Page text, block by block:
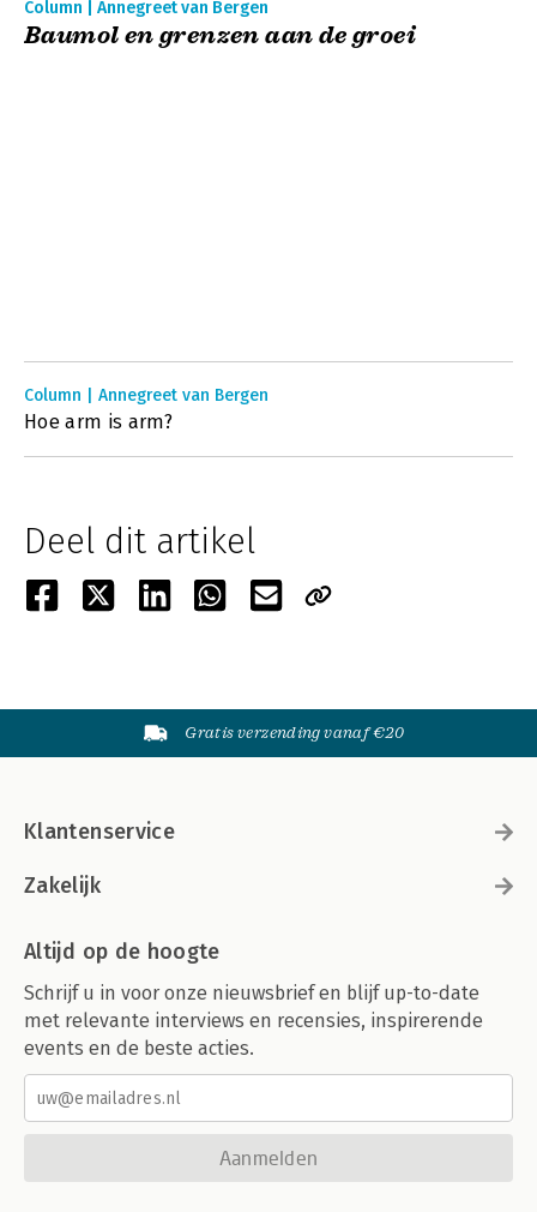
Column | Annegreet van Bergen
Baumol en grenzen aan de groei
Column | Annegreet van Bergen
Hoe arm is arm?
Deel dit artikel
Gratis verzending vanaf €20
Klantenservice
Zakelijk
Altijd op de hoogte
Schrijf u in voor onze nieuwsbrief en blijf up-to-date
met relevante interviews en recensies, inspirerende
events en de beste acties.
Aanmelden